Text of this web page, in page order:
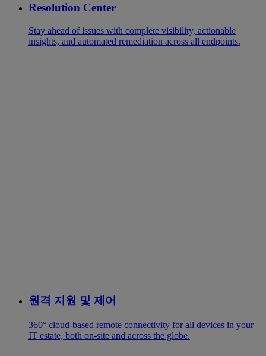
Resolution Center
Stay ahead of issues with complete visibility, actionable
insights, and automated remediation across all endpoints.
원격 지원 및 제어
360° cloud-based remote connectivity for all devices in your
IT estate, both on-site and across the globe.